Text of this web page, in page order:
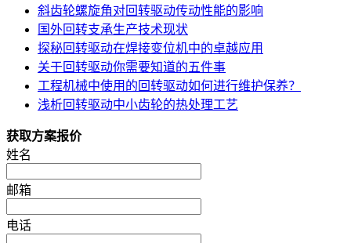
斜齿轮螺旋角对回转驱动传动性能的影响
国外回转支承生产技术现状
探秘回转驱动在焊接变位机中的卓越应用
关于回转驱动你需要知道的五件事
工程机械中使用的回转驱动如何进行维护保养？
浅析回转驱动中小齿轮的热处理工艺
获取方案报价
姓名
邮箱
电话